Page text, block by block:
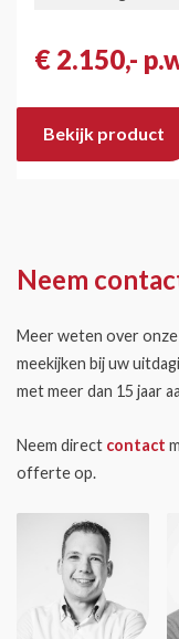
€ 2.150,-
Bekijk product
Neem
Meer weten over onze
meekijken bij uw
met meer dan 15 jaar
Neem direct contact
offerte op.